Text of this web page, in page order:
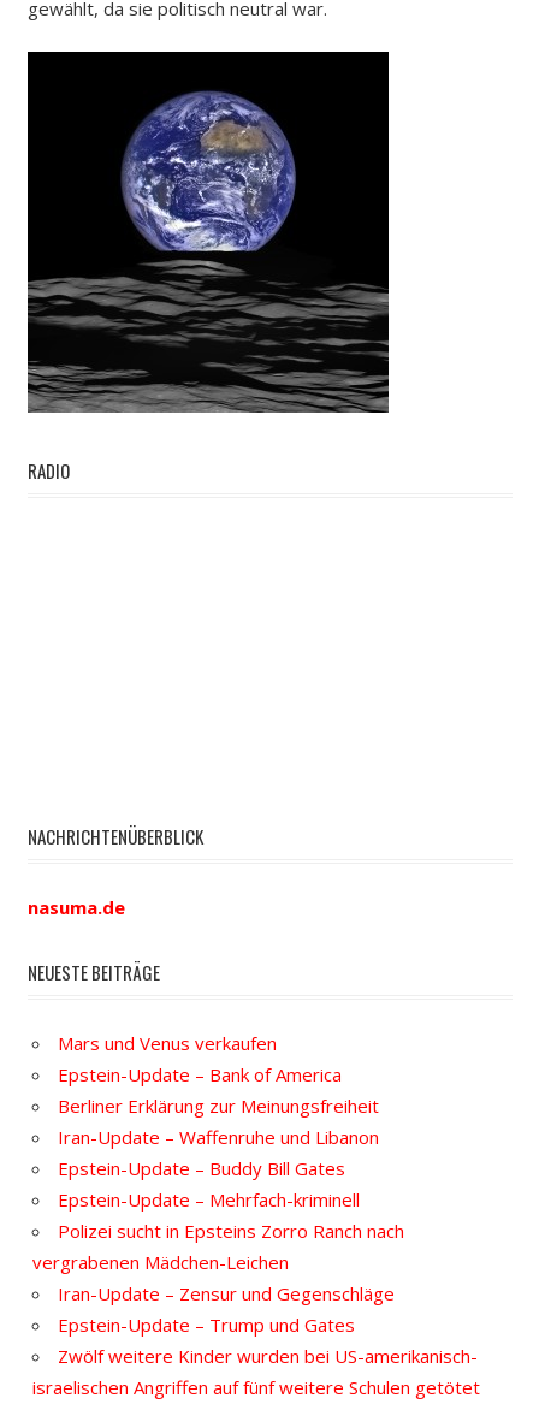
gewählt, da sie politisch neutral war.
RADIO
NACHRICHTENÜBERBLICK
nasuma.de
NEUESTE BEITRÄGE
Mars und Venus verkaufen
Epstein-Update – Bank of America
Berliner Erklärung zur Meinungsfreiheit
Iran-Update – Waffenruhe und Libanon
Epstein-Update – Buddy Bill Gates
Epstein-Update – Mehrfach-kriminell
Polizei sucht in Epsteins Zorro Ranch nach
vergrabenen Mädchen-Leichen
Iran-Update – Zensur und Gegenschläge
Epstein-Update – Trump und Gates
Zwölf weitere Kinder wurden bei US-amerikanisch-
israelischen Angriffen auf fünf weitere Schulen getötet